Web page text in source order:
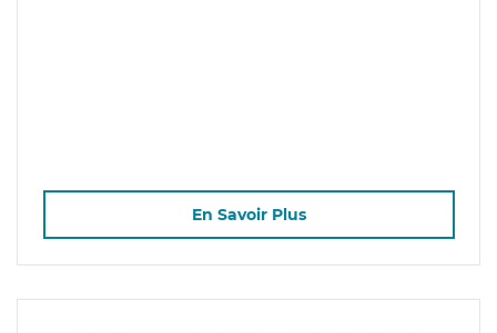
En Savoir Plus